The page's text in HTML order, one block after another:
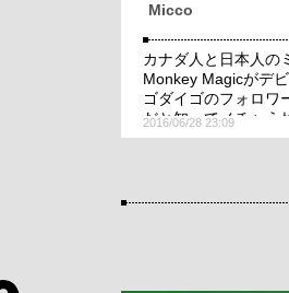
Micco
カナダ人と日本人の
Monkey Magicがデ
ゴダイゴのフォロワ
だと知ってメチャう
と、マチャアキを「
2016/06/28 23:09